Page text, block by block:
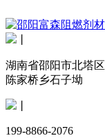
湖南省邵阳市北塔区
陈家桥乡石子坳
199-8866-2076